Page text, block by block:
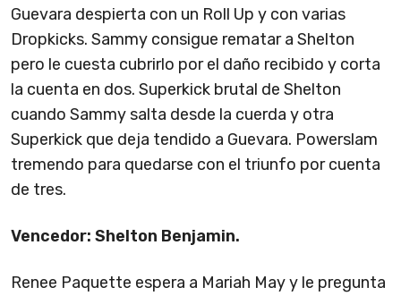
Guevara despierta con un Roll Up y con varias
Dropkicks. Sammy consigue rematar a Shelton
pero le cuesta cubrirlo por el daño recibido y corta
la cuenta en dos. Superkick brutal de Shelton
cuando Sammy salta desde la cuerda y otra
Superkick que deja tendido a Guevara. Powerslam
tremendo para quedarse con el triunfo por cuenta
de tres.
Vencedor: Shelton Benjamin.
Renee Paquette espera a Mariah May y le pregunta